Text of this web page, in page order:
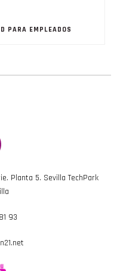
PARA EMPLEADOS
Planta 5. Sevilla TechPark
93